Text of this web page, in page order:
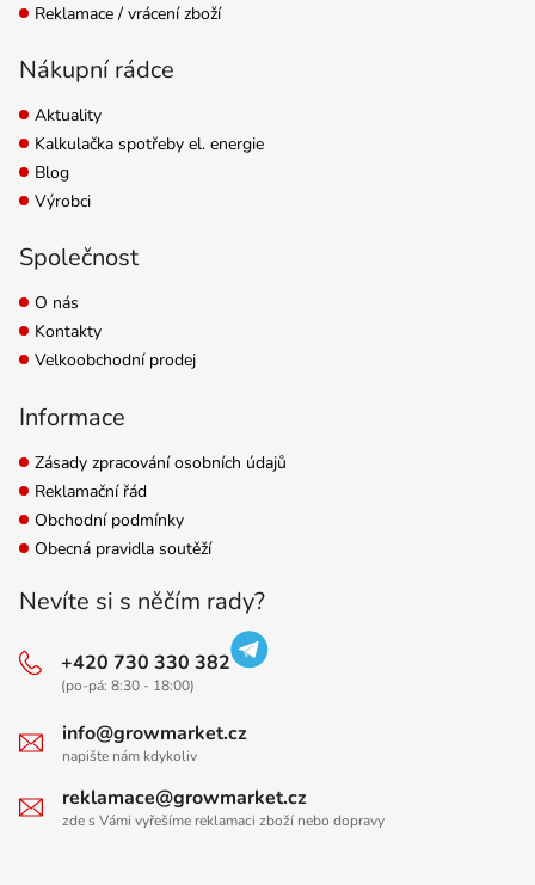
Reklamace / vrácení zboží
Nákupní rádce
Aktuality
Kalkulačka spotřeby el. energie
Blog
Výrobci
Společnost
O nás
Kontakty
Velkoobchodní prodej
Informace
Zásady zpracování osobních údajů
Reklamační řád
Obchodní podmínky
Obecná pravidla soutěží
Nevíte si s něčím rady?
+420 730 330 382
(po-pá: 8:30 - 18:00)
info@growmarket.cz
napište nám kdykoliv
reklamace@growmarket.cz
zde s Vámi vyřešíme reklamaci zboží nebo dopravy